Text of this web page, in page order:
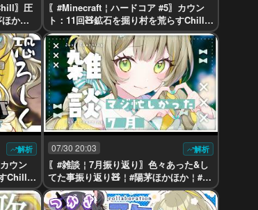
〗圧
かほ
〖#Minecraft￤ハードコア #5〗カウン
ト：11回🧸鉱石を掘り村を荒らすChillク
ラ￤#陽茅ほかほか￤#UniVIRTUAL #Vt
uber
解析
ウン
Chillク
#Vt
07/30 20:03 解析
〖#雑談￤7月振り返り〗色々あった&し
てた事振り返り🧸￤#陽茅ほかほか￤#U
niVIRTUAL #Vtuber